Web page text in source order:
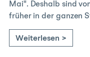
Mai". Deshalb sind
früher in der ganzen
Weiterlesen >